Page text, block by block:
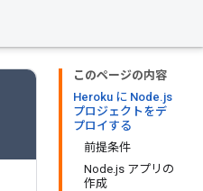
このページの内容
Heroku に Node.js
プロジェクトをデ
プロイする
前提条件
Node.js アプリの
作成